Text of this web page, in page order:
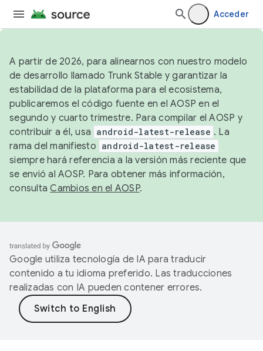
Acceder
A partir de 2026, para alinearnos con nuestro modelo
de desarrollo llamado Trunk Stable y garantizar la
estabilidad de la plataforma para el ecosistema,
publicaremos el código fuente en el AOSP en el
segundo y cuarto trimestre. Para compilar el AOSP y
contribuir a él, usa android-latest-release . La
rama del manifiesto android-latest-release
siempre hará referencia a la versión más reciente que
se envió al AOSP. Para obtener más información,
consultaCambios en el AOSP.
Google utiliza tecnología de IA para traducir
contenido a tu idioma preferido. Las traducciones
realizadas con IA pueden contener errores.